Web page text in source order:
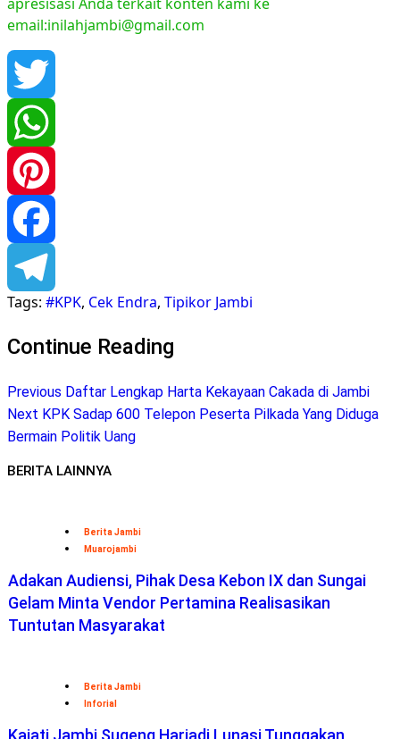
email:inilahjambi@gmail.com
Twitter
WhatsApp
Pinterest
Facebook
Telegram
Tags: #KPK, Cek Endra, Tipikor Jambi
Continue Reading
Previous Daftar Lengkap Harta Kekayaan Cakada di Jambi
Next KPK Sadap 600 Telepon Peserta Pilkada Yang Diduga
Bermain Politik Uang
BERITA LAINNYA
Berita Jambi
Muarojambi
Adakan Audiensi, Pihak Desa Kebon IX dan Sungai
Gelam Minta Vendor Pertamina Realisasikan
Tuntutan Masyarakat
Berita Jambi
Inforial
Kajati Jambi Sugeng Hariadi Lunasi Tunggakan